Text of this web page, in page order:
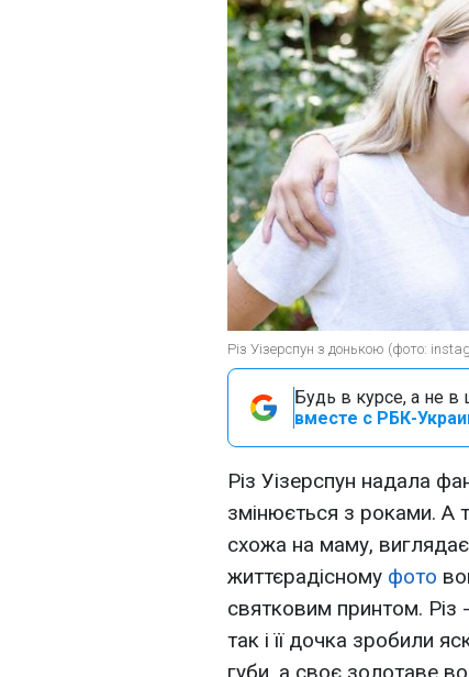
Різ Уізерспун з донькою (фото:
Будь в курсе, а не
вместе с РБК-
Різ Уізерспун надала
змінюється з роками. А
схожа на маму,
життєрадісному фото
святковим принтом.
так і її дочка зробили